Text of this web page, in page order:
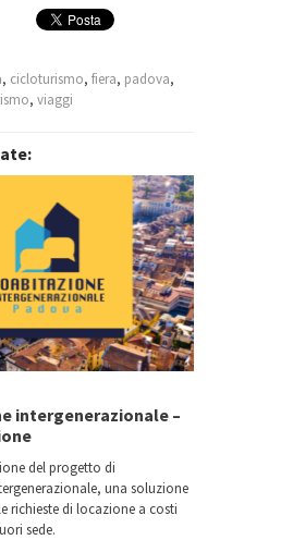
, cicloturismo, fiera, padova,
, viaggi
intergenerazionale –
del progetto di
una soluzione
richieste di locazione a costi
sede.